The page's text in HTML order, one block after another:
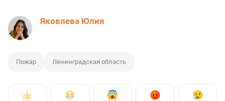
Яковлева Юлия
Пожар Ленинградская область